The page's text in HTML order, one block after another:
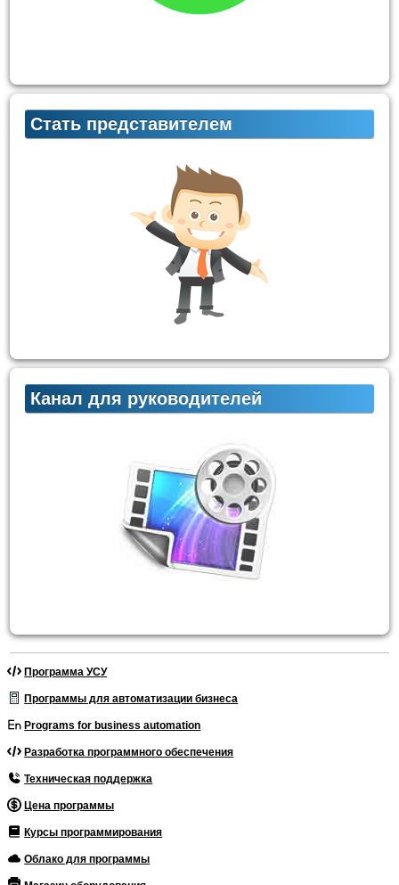
Стать представителем
Канал для руководителей
Программа УСУ
Программы для автоматизации бизнеса
Programs for business automation
Разработка программного обеспечения
Техническая поддержка
Цена программы
Курсы программирования
Облако для программы